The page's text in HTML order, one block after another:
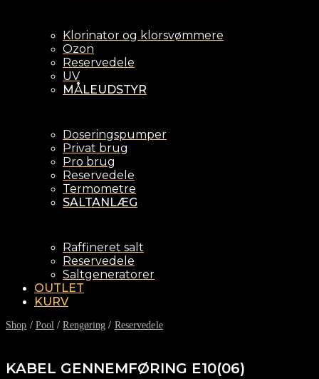
Klorinator og klorsvømmere
Ozon
Reservedele
UV
MÅLEUDSTYR
Doseringspumper
Privat brug
Pro brug
Reservedele
Termometre
SALTANLÆG
Raffineret salt
Reservedele
Saltgeneratorer
OUTLET
KURV
Shop / Pool /Rengøring / Reservedele
KABEL GENNEMFØRING E10(06)